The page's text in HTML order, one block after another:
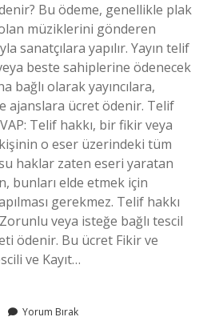
Bu ödeme, genellikle plak
müziklerini gönderen
sanatçılara yapılır. Yayın telif
beste sahiplerine ödenecek
bağlı olarak yayıncılara,
ajanslara ücret ödenir. Telif
Telif hakkı, bir fikir veya
o eser üzerindeki tüm
haklar zaten eseri yaratan
bunları elde etmek için
gerekmez. Telif hakkı
veya isteğe bağlı tescil
ödenir. Bu ücret Fikir ve
ve Kayıt…
Yorum Bırak